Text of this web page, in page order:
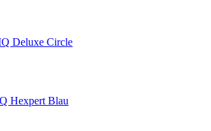
Deluxe Circle
Hexpert Blau